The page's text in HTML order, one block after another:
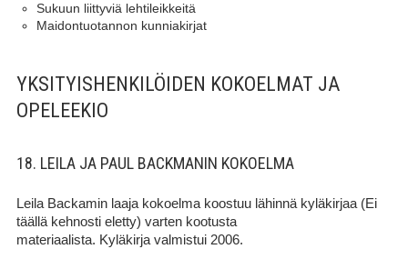
Sukuun liittyviä lehtileikkeitä
Maidontuotannon kunniakirjat
YKSITYISHENKILÖIDEN KOKOELMAT JA
OPELEEKIO
18. LEILA JA PAUL BACKMANIN KOKOELMA
Leila Backamin laaja kokoelma koostuu lähinnä kyläkirjaa (Ei
täällä kehnosti eletty) varten kootusta
materiaalista. Kyläkirja valmistui 2006.